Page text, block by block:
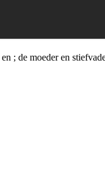
en ; de moeder en